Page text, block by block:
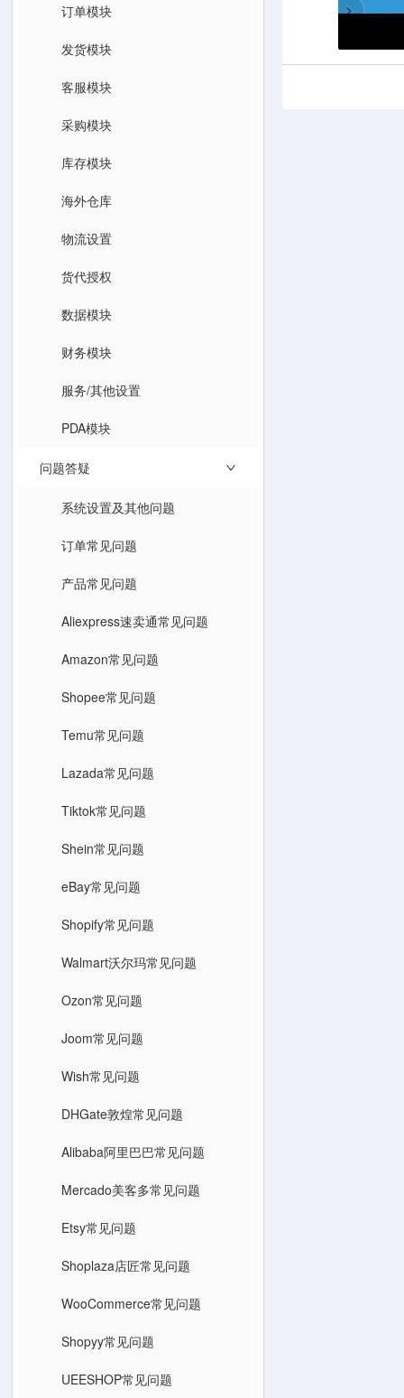
订单模块
发货模块
客服模块
采购模块
库存模块
海外仓库
物流设置
货代授权
数据模块
财务模块
服务/其他设置
PDA模块
问题答疑
系统设置及其他问题
订单常见问题
产品常见问题
Aliexpress速卖通常见问题
Amazon常见问题
Shopee常见问题
Temu常见问题
Lazada常见问题
Tiktok常见问题
Shein常见问题
eBay常见问题
Shopify常见问题
Walmart沃尔玛常见问题
Ozon常见问题
Joom常见问题
Wish常见问题
DHGate敦煌常见问题
Alibaba阿里巴巴常见问题
Mercado美客多常见问题
Etsy常见问题
Shoplaza店匠常见问题
WooCommerce常见问题
Shopyy常见问题
UEESHOP常见问题